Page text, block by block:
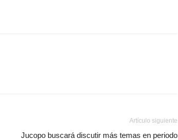
Artículo siguiente
Jucopo buscará discutir más temas en periodo